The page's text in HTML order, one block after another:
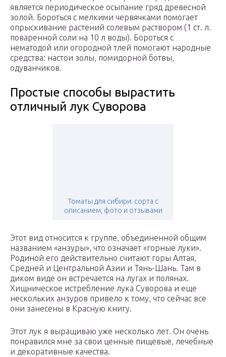
является периодическое осыпание гряд древесной
золой. Бороться с мелкими червячками помогает
опрыскивание растений солевым раствором (1 ст. л.
поваренной соли на 10 л воды). Бороться с
нематодой или огородной тлей помогают народные
средства: настои золы, помидорной ботвы,
одуванчиков.
Простые способы вырастить
отличный лук Суворова
Томаты для сибири: сорта с
описанием, фото и отзывами
Этот вид относится к группе, объединенной общим
названием «анзуры», что означает «горные луки».
Родиной его действительно считают горы Алтая,
Средней и Центральной Азии и Тянь-Шань. Там в
диком виде он встречается на лугах и полянах.
Хищническое истребление лука Суворова и еще
нескольких анзуров привело к тому, что сейчас все
они занесены в Красную книгу.
Этот лук я выращиваю уже несколько лет. Он очень
понравился мне за свои ценные пищевые, лечебные
и декоративные качества.